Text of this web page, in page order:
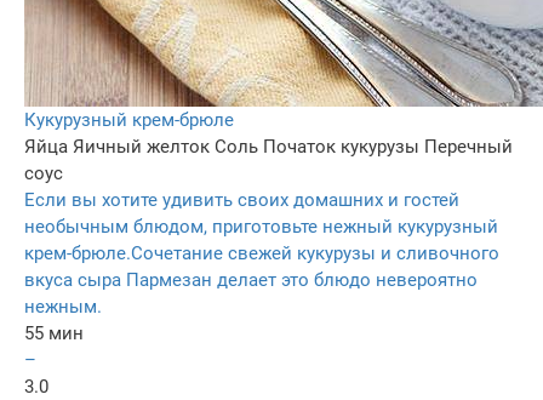
Кукурузный крем-брюле
Яйца Яичный желток Соль Початок кукурузы Перечный
соус
Если вы хотите удивить своих домашних и гостей
необычным блюдом, приготовьте нежный кукурузный
крем-брюле.Сочетание свежей кукурузы и сливочного
вкуса сыра Пармезан делает это блюдо невероятно
нежным.
55 мин
–
3.0